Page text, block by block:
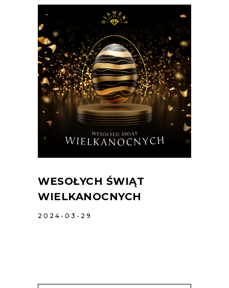
WESOŁYCH ŚWIĄT
WIELKANOCNYCH
2024-03-29